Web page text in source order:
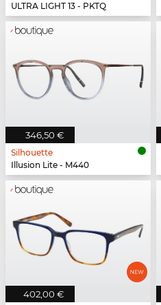
ULTRA LIGHT 13 - PKTQ
346,50 €
Silhouette
Illusion Lite - M440
402,00 €